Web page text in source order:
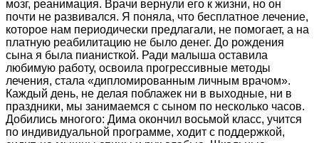
мозг, реанимация. Врачи вернули его к жизни, но он
почти не развивался. Я поняла, что бесплатное лечение,
которое нам периодически предлагали, не помогает, а на
платную реабилитацию не было денег. До рождения
сына я была пианисткой. Ради малыша оставила
любимую работу, освоила прогрессивные методы
лечения, стала «дипломированным личным врачом».
Каждый день, не делая поблажек ни в выходные, ни в
праздники, мы занимаемся с сыном по несколько часов.
Добились многого: Дима окончил восьмой класс, учится
по индивидуальной программе, ходит с поддержкой,